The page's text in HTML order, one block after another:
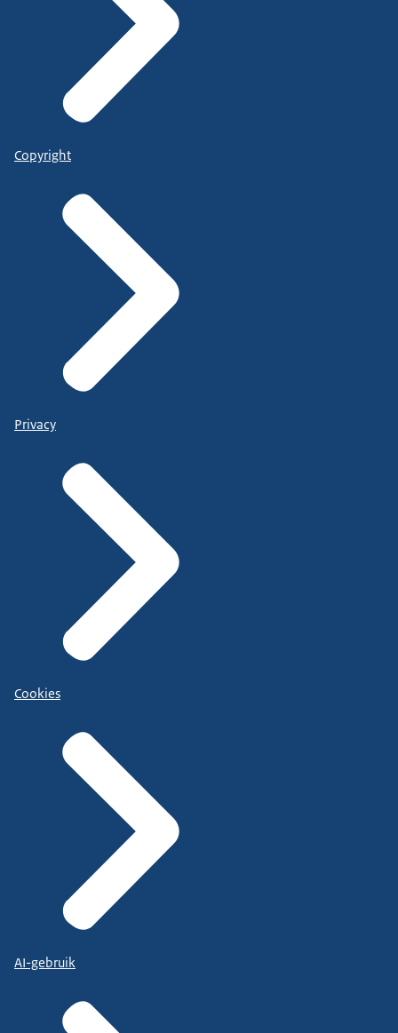
Copyright
Privacy
Cookies
AI-gebruik